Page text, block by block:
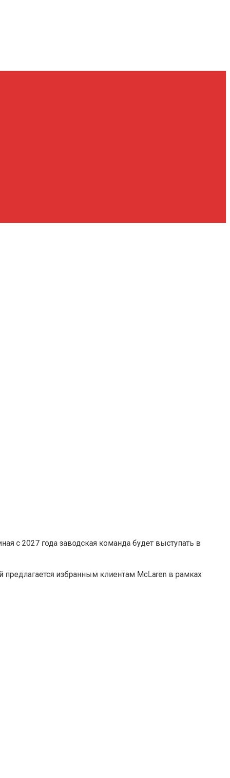
с 2027 года заводская команда будет выступать в
избранным клиентам McLaren в рамках